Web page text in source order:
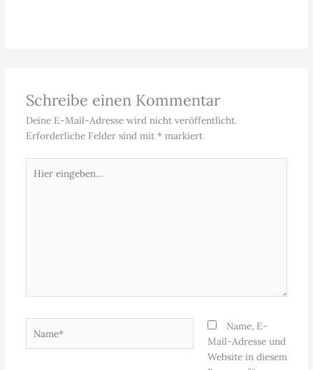
Schreibe einen Kommentar
Deine E-Mail-Adresse wird nicht veröffentlicht.
Erforderliche Felder sind mit *markiert
eingeben…
Name, E-
Mail-Adresse und
Website in diesem